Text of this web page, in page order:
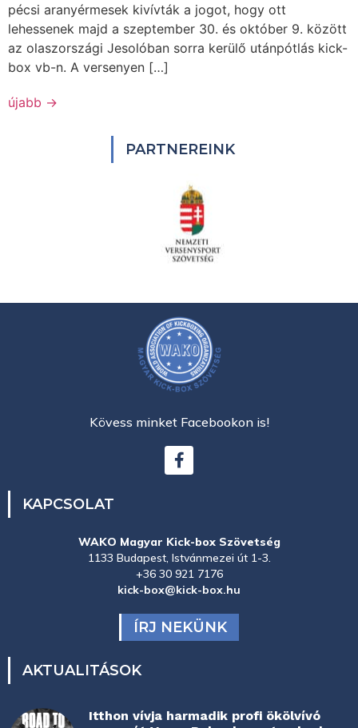
pécsi aranyérmesek kivívták a jogot, hogy ott
lehessenek majd a szeptember 30. és október 9. között
az olaszországi Jesolóban sorra kerülő utánpótlás kick-
box vb-n. A versenyen […]
újabb →
PARTNEREINK
Kövess minket Facebookon is!
KAPCSOLAT
WAKO Magyar Kick-box Szövetség
1133 Budapest, Istvánmezei út 1-3.
+36 30 921 7176
kick-box@kick-box.hu
ÍRJ NEKÜNK
AKTUALITÁSOK
Itthon vívja harmadik profi ökölvívó